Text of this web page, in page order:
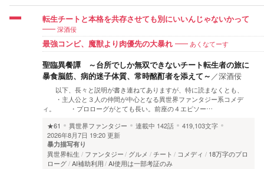
転生チートと本格を共存させても別にいいんじゃないかって
深酒佞
最強コンビ、魔獣より肉優先の大暴れ あくなてーす
聖臨異餐譚 ～台所でしか無双できないチート転生者の旅に
暴食脳筋、病的迷子体質、常時酩酊者を添えて～ ／深酒佞
以下、長々と説明が書き連ねてありますが、特に読まなくとも、
・主人公と３人の仲間が中心となる異世界ファンタジー系コメデ
ィ。 ・プロローグがとても長い。前座の４エピソー…
★61
異世界ファンタジー 連載中 142話
419,103文字
2026年8月7日 19:20 更新
暴力描写有り
異世界転生 ファンタジー グルメ チート コメディ
18万字のプロ
ローグ AI補助利用 AI使用は一部考証のみ